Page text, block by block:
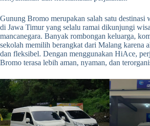
Gunung Bromo merupakan salah satu destinasi
di Jawa Timur yang selalu ramai dikunjungi
mancanegara. Banyak rombongan keluarga,
sekolah memilih berangkat dari Malang karena
dan fleksibel. Dengan menggunakan HiAce,
Bromo terasa lebih aman, nyaman, dan